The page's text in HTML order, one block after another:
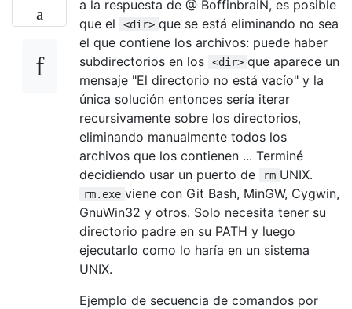
a la respuesta de @ BoffinbraiN, es posible
que el
<dir> que se está eliminando no sea
el que contiene los archivos: puede haber
subdirectorios en los
<dir> que aparece un
mensaje "El directorio no está vacío" y la
única solución entonces sería iterar
recursivamente sobre los directorios,
eliminando manualmente todos los
archivos que los contienen ... Terminé
decidiendo usar un puerto de
rm UNIX.
rm.exe viene con Git Bash, MinGW, Cygwin,
GnuWin32 y otros. Solo necesita tener su
directorio padre en su PATH y luego
ejecutarlo como lo haría en un sistema
UNIX.
Ejemplo de secuencia de comandos por